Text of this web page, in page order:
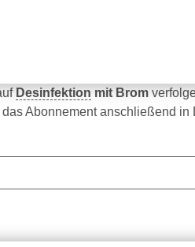
Desinfektion mit Brom
Abonnement anschließend in